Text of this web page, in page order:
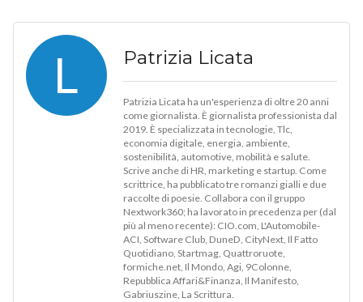
L Patrizia Licata
Patrizia Licata ha un'esperienza di oltre 20 anni
come giornalista. È giornalista professionista dal
2019. È specializzata in tecnologie, Tlc,
economia digitale, energia, ambiente,
sostenibilità, automotive, mobilità e salute.
Scrive anche di HR, marketing e startup. Come
scrittrice, ha pubblicato tre romanzi gialli e due
raccolte di poesie. Collabora con il gruppo
Nextwork360; ha lavorato in precedenza per (dal
più al meno recente): CIO.com, L'Automobile-
ACI, Software Club, DuneD, CityNext, Il Fatto
Quotidiano, Startmag, Quattroruote,
formiche.net, Il Mondo, Agi, 9Colonne,
Repubblica Affari&Finanza, Il Manifesto,
Gabriuszine, La Scrittura.